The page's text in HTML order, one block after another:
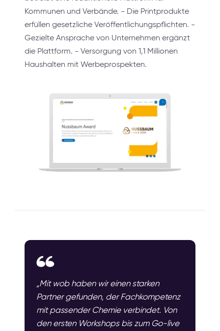
Kommunen und Verbände. - Die Printprodukte
erfüllen gesetzliche Veröffentlichungspflichten. -
Gezielte Ansprache von Unternehmen ergänzt
die Plattform. - Versorgung von 1,1 Millionen
Haushalten mit Werbeprospekten.
„Mit wob haben wir einen starken
Partner gefunden, der Fachkompetenz
mit passender Chemie verbindet. Von
den ersten Workshops bis zum Go-live